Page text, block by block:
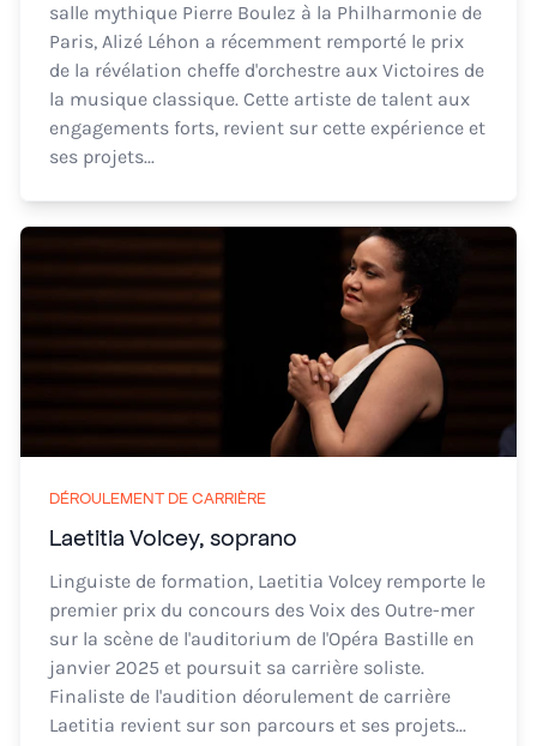
salle mythique Pierre Boulez à la Philharmonie de
Paris, Alizé Léhon a récemment remporté le prix
de la révélation cheffe d'orchestre aux Victoires de
la musique classique. Cette artiste de talent aux
engagements forts, revient sur cette expérience et
ses projets...
DÉROULEMENT DE CARRIÈRE
Laetitia Volcey, soprano
Linguiste de formation, Laetitia Volcey remporte le
premier prix du concours des Voix des Outre-mer
sur la scène de l'auditorium de l'Opéra Bastille en
janvier 2025 et poursuit sa carrière soliste.
Finaliste de l'audition déorulement de carrière
Laetitia revient sur son parcours et ses projets...